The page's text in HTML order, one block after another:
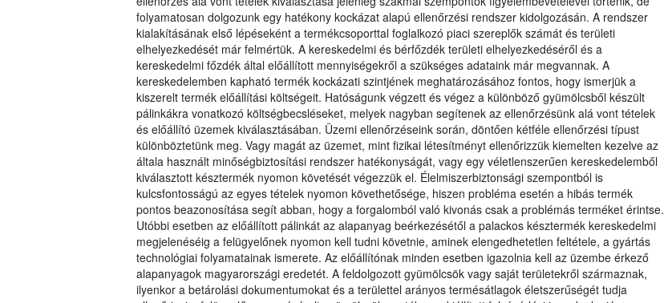
folyamatosan dolgozunk egy hatékony kockázat alapú ellenőrzési rendszer kidolgozásán. A rendszer
kialakításának első lépéseként a termékcsoporttal foglalkozó piaci szereplők számát és területi
elhelyezkedését már felmértük. A kereskedelmi és bérfőzdék területi elhelyezkedéséről és a
kereskedelmi főzdék által előállított mennyiségekről a szükséges adataink már megvannak. A
kereskedelemben kapható termék kockázati szintjének meghatározásához fontos, hogy ismerjük a
kiszerelt termék előállítási költségeit. Hatóságunk végzett és végez a különböző gyümölcsből készült
pálinkákra vonatkozó költségbecsléseket, melyek nagyban segítenek az ellenőrzésünk alá vont tételek
és előállító üzemek kiválasztásában. Üzemi ellenőrzéseink során, döntően kétféle ellenőrzési típust
különböztetünk meg. Vagy magát az üzemet, mint fizikai létesítményt ellenőrizzük kiemelten kezelve az
általa használt minőségbiztosítási rendszer hatékonyságát, vagy egy véletlenszerűen kereskedelemből
kiválasztott késztermék nyomon követését végezzük el. Élelmiszerbiztonsági szempontból is
kulcsfontosságú az egyes tételek nyomon követhetősége, hiszen probléma esetén a hibás termék
pontos beazonosítása segít abban, hogy a forgalomból való kivonás csak a problémás terméket érintse.
Utóbbi esetben az előállított pálinkát az alapanyag beérkezésétől a palackos késztermék kereskedelmi
megjelenéséig a felügyelőnek nyomon kell tudni követnie, aminek elengedhetetlen feltétele, a gyártás
technológiai folyamatainak ismerete. Az előállítónak minden esetben igazolnia kell az üzembe érkező
alapanyagok magyarországi eredetét. A feldolgozott gyümölcsök vagy saját területekről származnak,
ilyenkor a betárolási dokumentumokat és a területtel arányos termésátlagok életszerűségét tudja